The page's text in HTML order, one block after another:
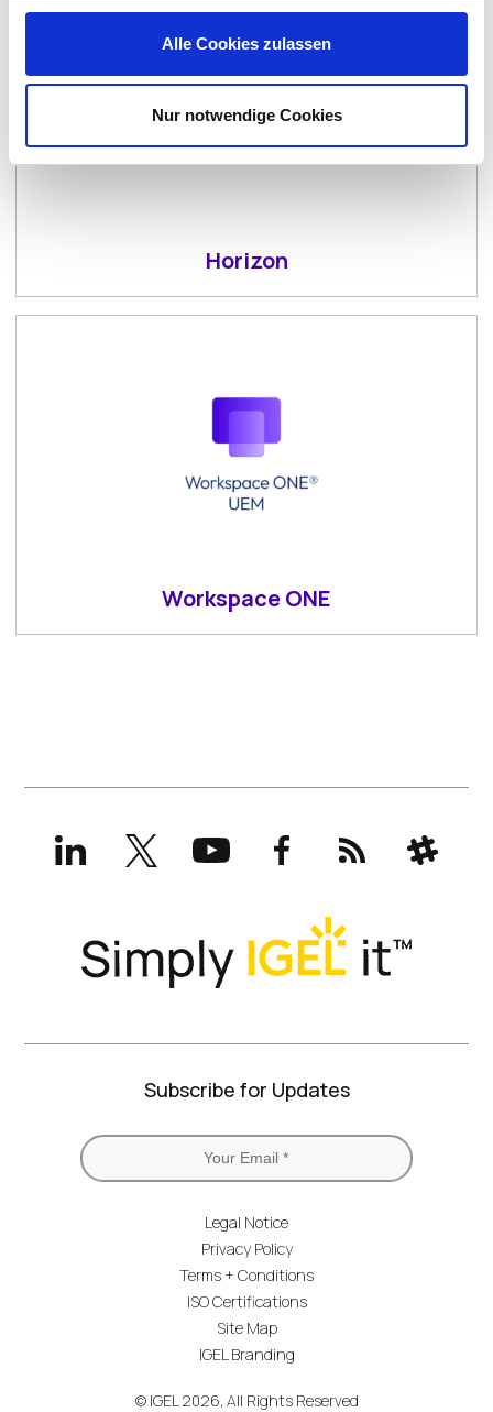
Alle Cookies zulassen
Nur notwendige Cookies
Horizon
Workspace ONE
LinkedInX
(formerly
Twitter)
YouTubeFacebookRSS Slack
Subscribe for Updates
Legal Notice
Privacy Policy
Terms + Conditions
ISO Certifications
Site Map
IGEL Branding
© IGEL 2026, All Rights Reserved